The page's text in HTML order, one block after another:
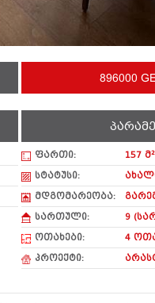
896000
ფართი:
157 მ²
სტატუსი:
მდგომარეობა:
სართული:
9
ოთახები:
4
პროექტი: